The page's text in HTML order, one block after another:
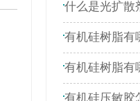
什么是光扩散
有机硅树脂有哪
有机硅树脂有
有机硅压敏胶